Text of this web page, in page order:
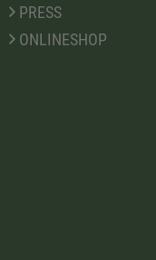
PRESS
ONLINESHOP